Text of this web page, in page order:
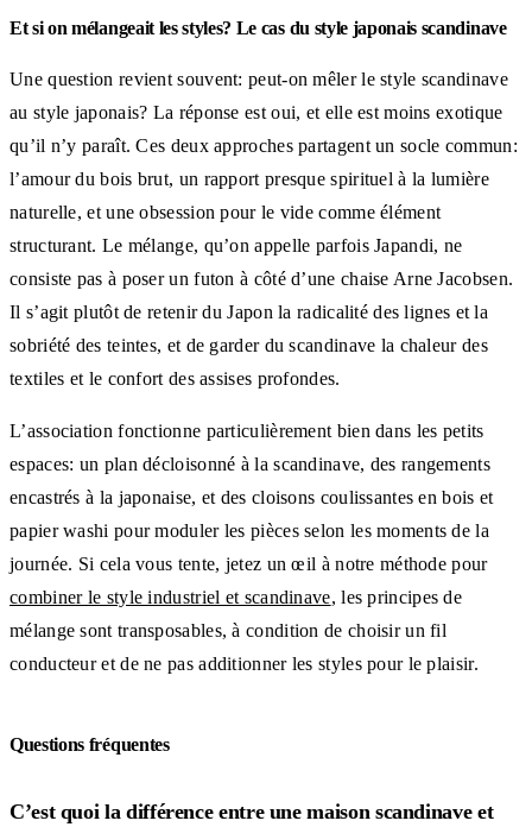
Et si on mélangeait les styles? Le cas du style japonais scandinave
Une question revient souvent: peut-on mêler le style scandinave
au style japonais? La réponse est oui, et elle est moins exotique
qu’il n’y paraît. Ces deux approches partagent un socle commun:
l’amour du bois brut, un rapport presque spirituel à la lumière
naturelle, et une obsession pour le vide comme élément
structurant. Le mélange, qu’on appelle parfois Japandi, ne
consiste pas à poser un futon à côté d’une chaise Arne Jacobsen.
Il s’agit plutôt de retenir du Japon la radicalité des lignes et la
sobriété des teintes, et de garder du scandinave la chaleur des
textiles et le confort des assises profondes.
L’association fonctionne particulièrement bien dans les petits
espaces: un plan décloisonné à la scandinave, des rangements
encastrés à la japonaise, et des cloisons coulissantes en bois et
papier washi pour moduler les pièces selon les moments de la
journée. Si cela vous tente, jetez un œil à notre méthode pour
combiner le style industriel et scandinave, les principes de
mélange sont transposables, à condition de choisir un fil
conducteur et de ne pas additionner les styles pour le plaisir.
Questions fréquentes
C’est quoi la différence entre une maison scandinave et